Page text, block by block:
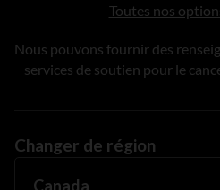
Toutes nos
Nous pouvons fournir des
services de soutien pour le
Changer de région